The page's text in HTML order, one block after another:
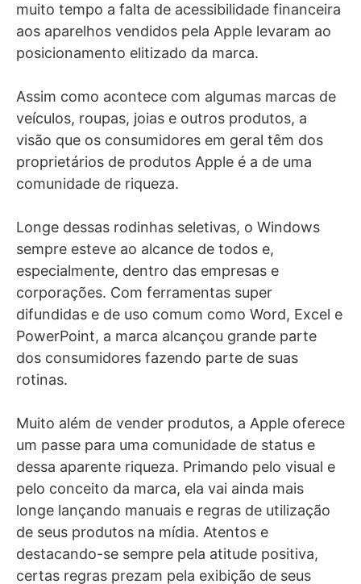
muito tempo a falta de acessibilidade financeira
aos aparelhos vendidos pela Apple levaram ao
posicionamento elitizado da marca.
Assim como acontece com algumas marcas de
veículos, roupas, joias e outros produtos, a
visão que os consumidores em geral têm dos
proprietários de produtos Apple é a de uma
comunidade de riqueza.
Longe dessas rodinhas seletivas, o Windows
sempre esteve ao alcance de todos e,
especialmente, dentro das empresas e
corporações. Com ferramentas super
difundidas e de uso comum como Word, Excel e
PowerPoint, a marca alcançou grande parte
dos consumidores fazendo parte de suas
rotinas.
Muito além de vender produtos, a Apple oferece
um passe para uma comunidade de status e
dessa aparente riqueza. Primando pelo visual e
pelo conceito da marca, ela vai ainda mais
longe lançando manuais e regras de utilização
de seus produtos na mídia. Atentos e
destacando-se sempre pela atitude positiva,
certas regras prezam pela exibição de seus